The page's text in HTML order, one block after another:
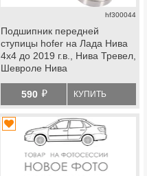
hf300044
Подшипник передней
ступицы hofer на Лада Нива
4х4 до 2019 г.в., Нива Тревел,
Шевроле Нива
590 й КУПИТЬ